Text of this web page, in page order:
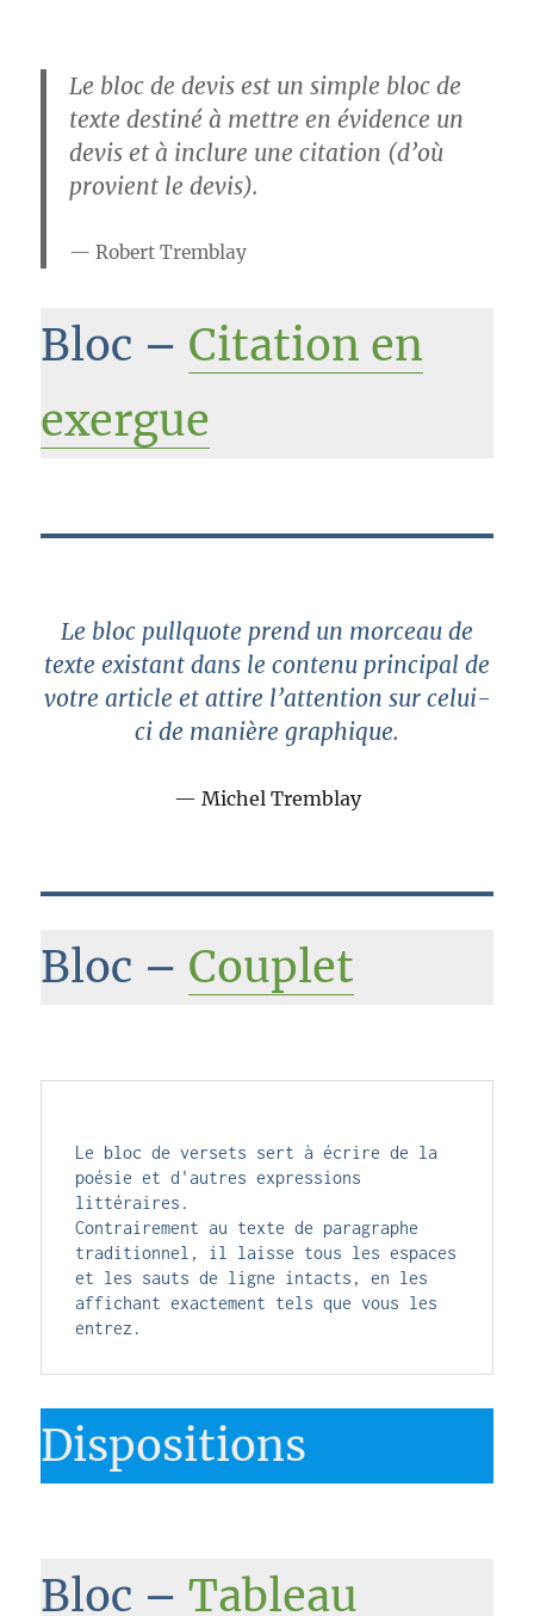
Le bloc de devis est un simple bloc de
texte destiné à mettre en évidence un
devis et à inclure une citation (d’où
provient le devis).
Robert Tremblay
Bloc – Citation en
exergue
Le bloc pullquote prend un morceau de
texte existant dans le contenu principal de
votre article et attire l’attention sur celui-
ci de manière graphique.
Michel Tremblay
Bloc – Couplet
Le bloc de versets sert à écrire de la
poésie et d'autres expressions
littéraires.
Contrairement au texte de paragraphe
traditionnel, il laisse tous les espaces
et les sauts de ligne intacts, en les
affichant exactement tels que vous les
entrez.
Dispositions
Bloc –Tableau